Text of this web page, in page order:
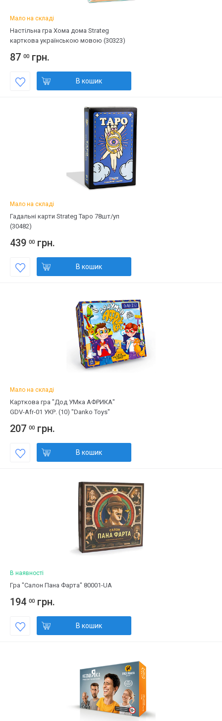
Мало на складі
Настільна гра Хома дома Strateg
карткова українською мовою (30323)
87 00 грн.
В кошик
Мало на складі
Гадальні карти Strateg Таро 78шт/уп
(30482)
439 00 грн.
В кошик
Мало на складі
Карткова гра "Дод УМка АФРИКА"
GDV-Afr-01 УКР. (10) "Danko Toys"
207 00 грн.
В кошик
В наявності
Гра "Салон Пана Фарта" 80001-UA
194 00 грн.
В кошик